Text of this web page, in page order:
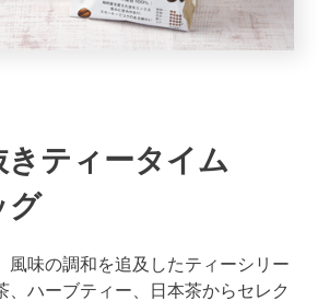
ティータイム
グ
風味の調和を追及したティーシリー
、ハーブティー、日本茶からセレク